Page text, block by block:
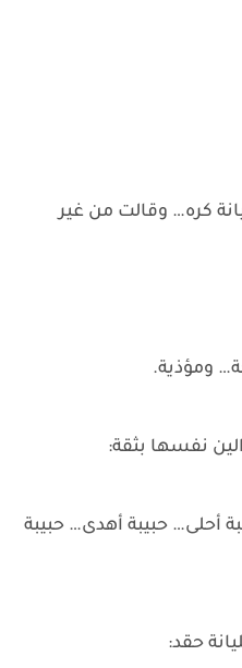
كره… وقالت من غير
ومؤذية.
نفسها بثقة:
أحلى… حبيبة أهدى… حبيبة
حقد: